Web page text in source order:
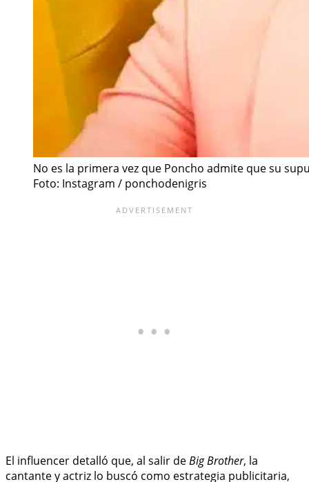
No es la primera vez que Poncho admite que su
Foto: Instagram / ponchodenigris
El influencer detalló que, al salir deBig Brother, la
cantante y actriz lo buscó como estrategia publicitaria,